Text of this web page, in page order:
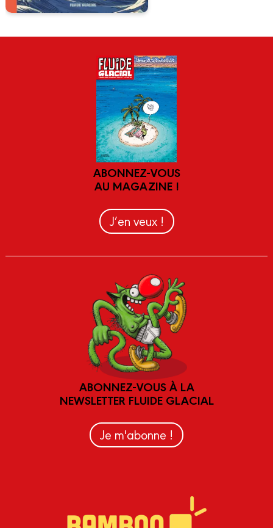
ABONNEZ-VOUS
AU MAGAZINE !
J’en veux !
ABONNEZ-VOUS À LA
NEWSLETTER FLUIDE GLACIAL
Je m'abonne !